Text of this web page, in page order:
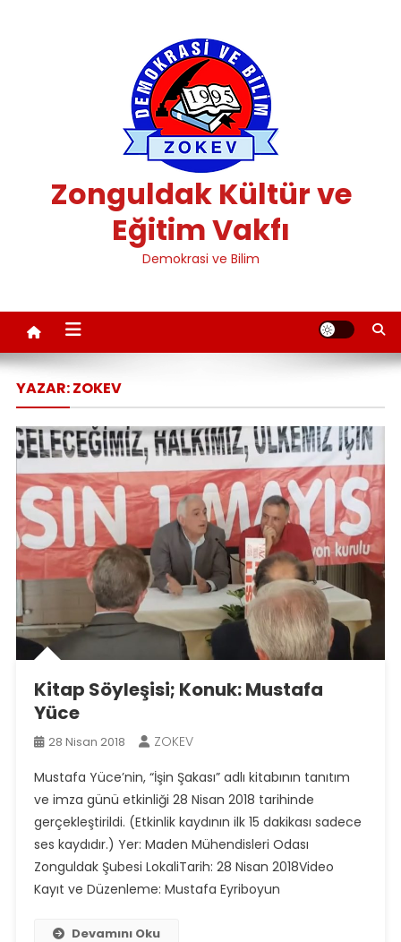
Zonguldak Kültür ve
Eğitim Vakfı
Demokrasi ve Bilim
YAZAR:ZOKEV
Kitap Söyleşisi; Konuk: Mustafa
Yüce
28 Nisan 2018
ZOKEV
Mustafa Yüce’nin, “İşin Şakası” adlı kitabının tanıtım
ve imza günü etkinliği 28 Nisan 2018 tarihinde
gerçekleştirildi. (Etkinlik kaydının ilk 15 dakikası sadece
ses kaydıdır.) Yer: Maden Mühendisleri Odası
Zonguldak Şubesi LokaliTarih: 28 Nisan 2018Video
Kayıt ve Düzenleme: Mustafa Eyriboyun
Devamını Oku